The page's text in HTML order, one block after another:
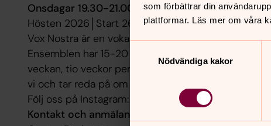
som förbättrar din
plattformar. Läs mer om våra
Nödvändiga kakor
Onsdagar 19.30-21.00 i Sävedalens kyrka.Ny tid -
Hösten 2026│Start 26 aug
Vox Nostra är en vokalensemble för dig med god
Ensemblen har 15-20 sångare och sjunger
veckan, tio veckor per termin och har fyra
vi och tar reda på om ensemblen skulle passa dig!
Följ oss på Instagram: @voxnostraensemble
Kontakt och anmälan: